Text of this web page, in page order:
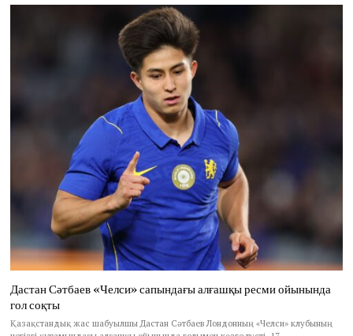
Дастан Сәтбаев «Челси» сапындағы алғашқы ресми ойынында
гол соқты
Қазақстандық жас шабуылшы Дастан Сәтбаев Лондонның «Челси» клубының